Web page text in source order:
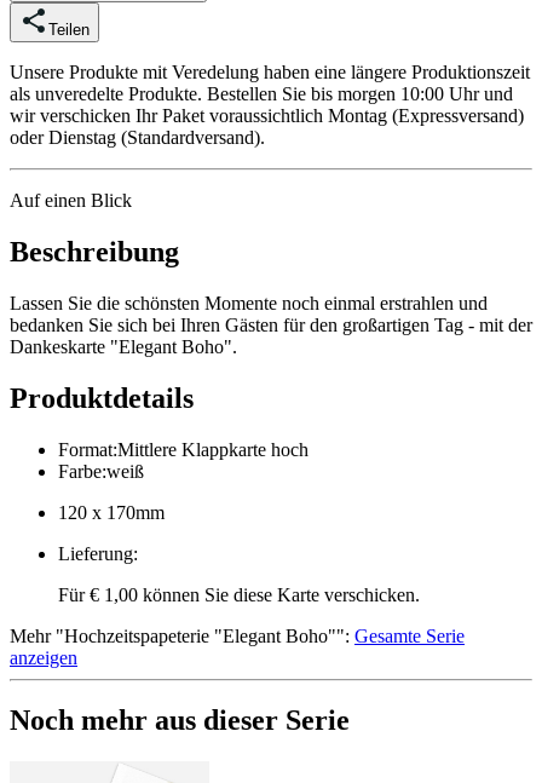
Teilen
Unsere Produkte mit Veredelung haben eine längere Produktionszeit
als unveredelte Produkte. Bestellen Sie bis morgen 10:00 Uhr und
wir verschicken Ihr Paket voraussichtlich Montag (Expressversand)
oder Dienstag (Standardversand).
Auf einen Blick
Beschreibung
Lassen Sie die schönsten Momente noch einmal erstrahlen und
bedanken Sie sich bei Ihren Gästen für den großartigen Tag - mit der
Dankeskarte "Elegant Boho".
Produktdetails
Format:Mittlere Klappkarte hoch
Farbe:weiß
120 x 170mm
Lieferung:
Für € 1,00 können Sie diese Karte verschicken.
Mehr"Hochzeitspapeterie "Elegant Boho"": Gesamte Serie
anzeigen
Noch mehr aus dieser Serie